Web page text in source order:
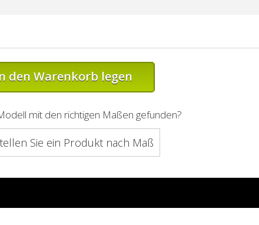
den Warenkorb legen
mit den richtigen Maßen gefunden?
Sie ein Produkt nach Maß